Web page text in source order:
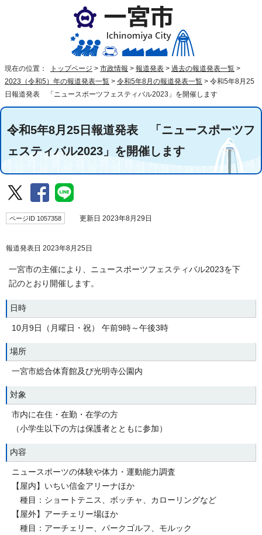
現在の位置： トップページ > 市政情報 > 報道発表 > 過去の報道発表一覧 >
2023（令和5）年の報道発表一覧 > 令和5年8月の報道発表一覧 > 令和5年8月25
日報道発表 「ニュースポーツフェスティバル2023」を開催します
令和5年8月25日報道発表 「ニュースポーツフ
ェスティバル2023」を開催します
ページID 1057358 更新日 2023年8月29日
報道発表日 2023年8月25日
一宮市の主催により、ニュースポーツフェスティバル2023を下
記のとおり開催します。
日時
10月9日（月曜日・祝） 午前9時～午後3時
場所
一宮市総合体育館及び光明寺公園内
対象
市内に在住・在勤・在学の方
（小学生以下の方は保護者とともに参加）
内容
ニュースポーツの体験や体力・運動能力調査
【屋内】いちい信金アリーナほか
種目：ショートテニス、ボッチャ、カローリングなど
【屋外】アーチェリー場ほか
種目：アーチェリー、パークゴルフ、モルック